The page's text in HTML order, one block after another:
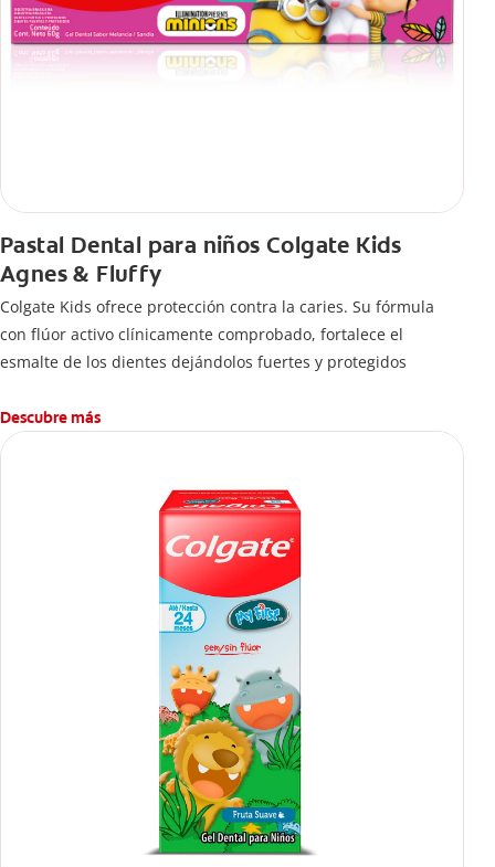
Pastal Dental para niños Colgate Kids
Agnes & Fluffy
Colgate Kids ofrece protección contra la caries. Su fórmula
con flúor activo clínicamente comprobado, fortalece el
esmalte de los dientes dejándolos fuertes y protegidos
Descubre más